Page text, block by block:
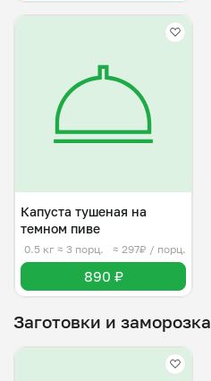
Капуста тушеная на
темном пиве
0.5 кг ≈ 3 порц. ≈ 297₽ / порц.
890 ₽
Заготовки и заморозка